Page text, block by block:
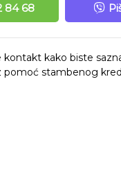
84 68
kako biste
stambenog